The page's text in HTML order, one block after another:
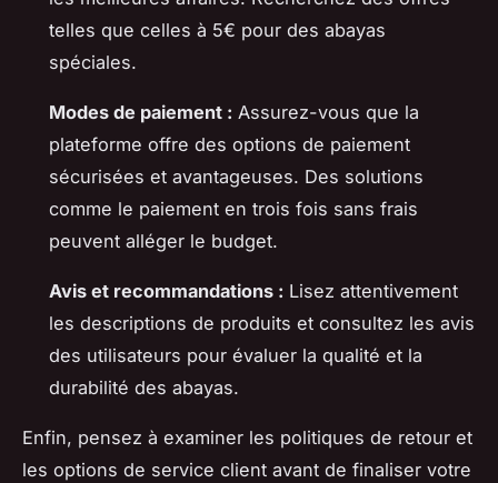
telles que celles à 5€ pour des abayas
spéciales.
Modes de paiement : Assurez-vous que la
plateforme offre des options de paiement
sécurisées et avantageuses. Des solutions
comme le paiement en trois fois sans frais
peuvent alléger le budget.
Avis et recommandations : Lisez attentivement
les descriptions de produits et consultez les avis
des utilisateurs pour évaluer la qualité et la
durabilité des abayas.
Enfin, pensez à examiner les politiques de retour et
les options de service client avant de finaliser votre